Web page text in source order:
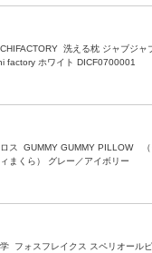
factory ホワイト DICF0700001
ス
まくら） グレー／アイボリー